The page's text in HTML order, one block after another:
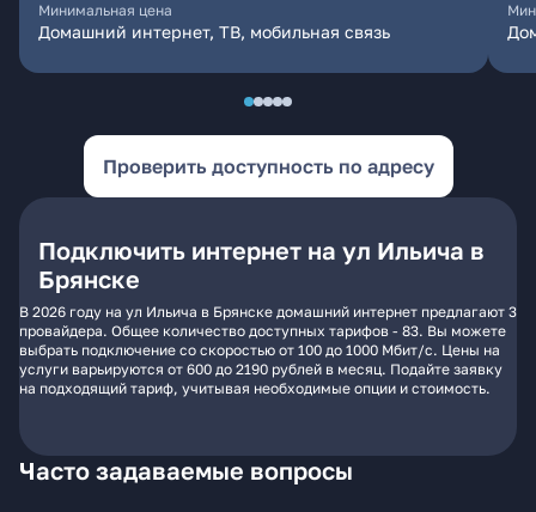
Минимальная цена
Домашний интернет, ТВ, мобильная связь
Проверить доступность по адресу
Подключить интернет на ул Ильича в
Брянске
В 2026 году на ул Ильича в Брянске домашний интернет предлагают 3
провайдера. Общее количество доступных тарифов - 83. Вы можете
выбрать подключение со скоростью от 100 до 1000 Мбит/с. Цены на
услуги варьируются от 600 до 2190 рублей в месяц. Подайте заявку
на подходящий тариф, учитывая необходимые опции и стоимость.
Часто задаваемые вопросы